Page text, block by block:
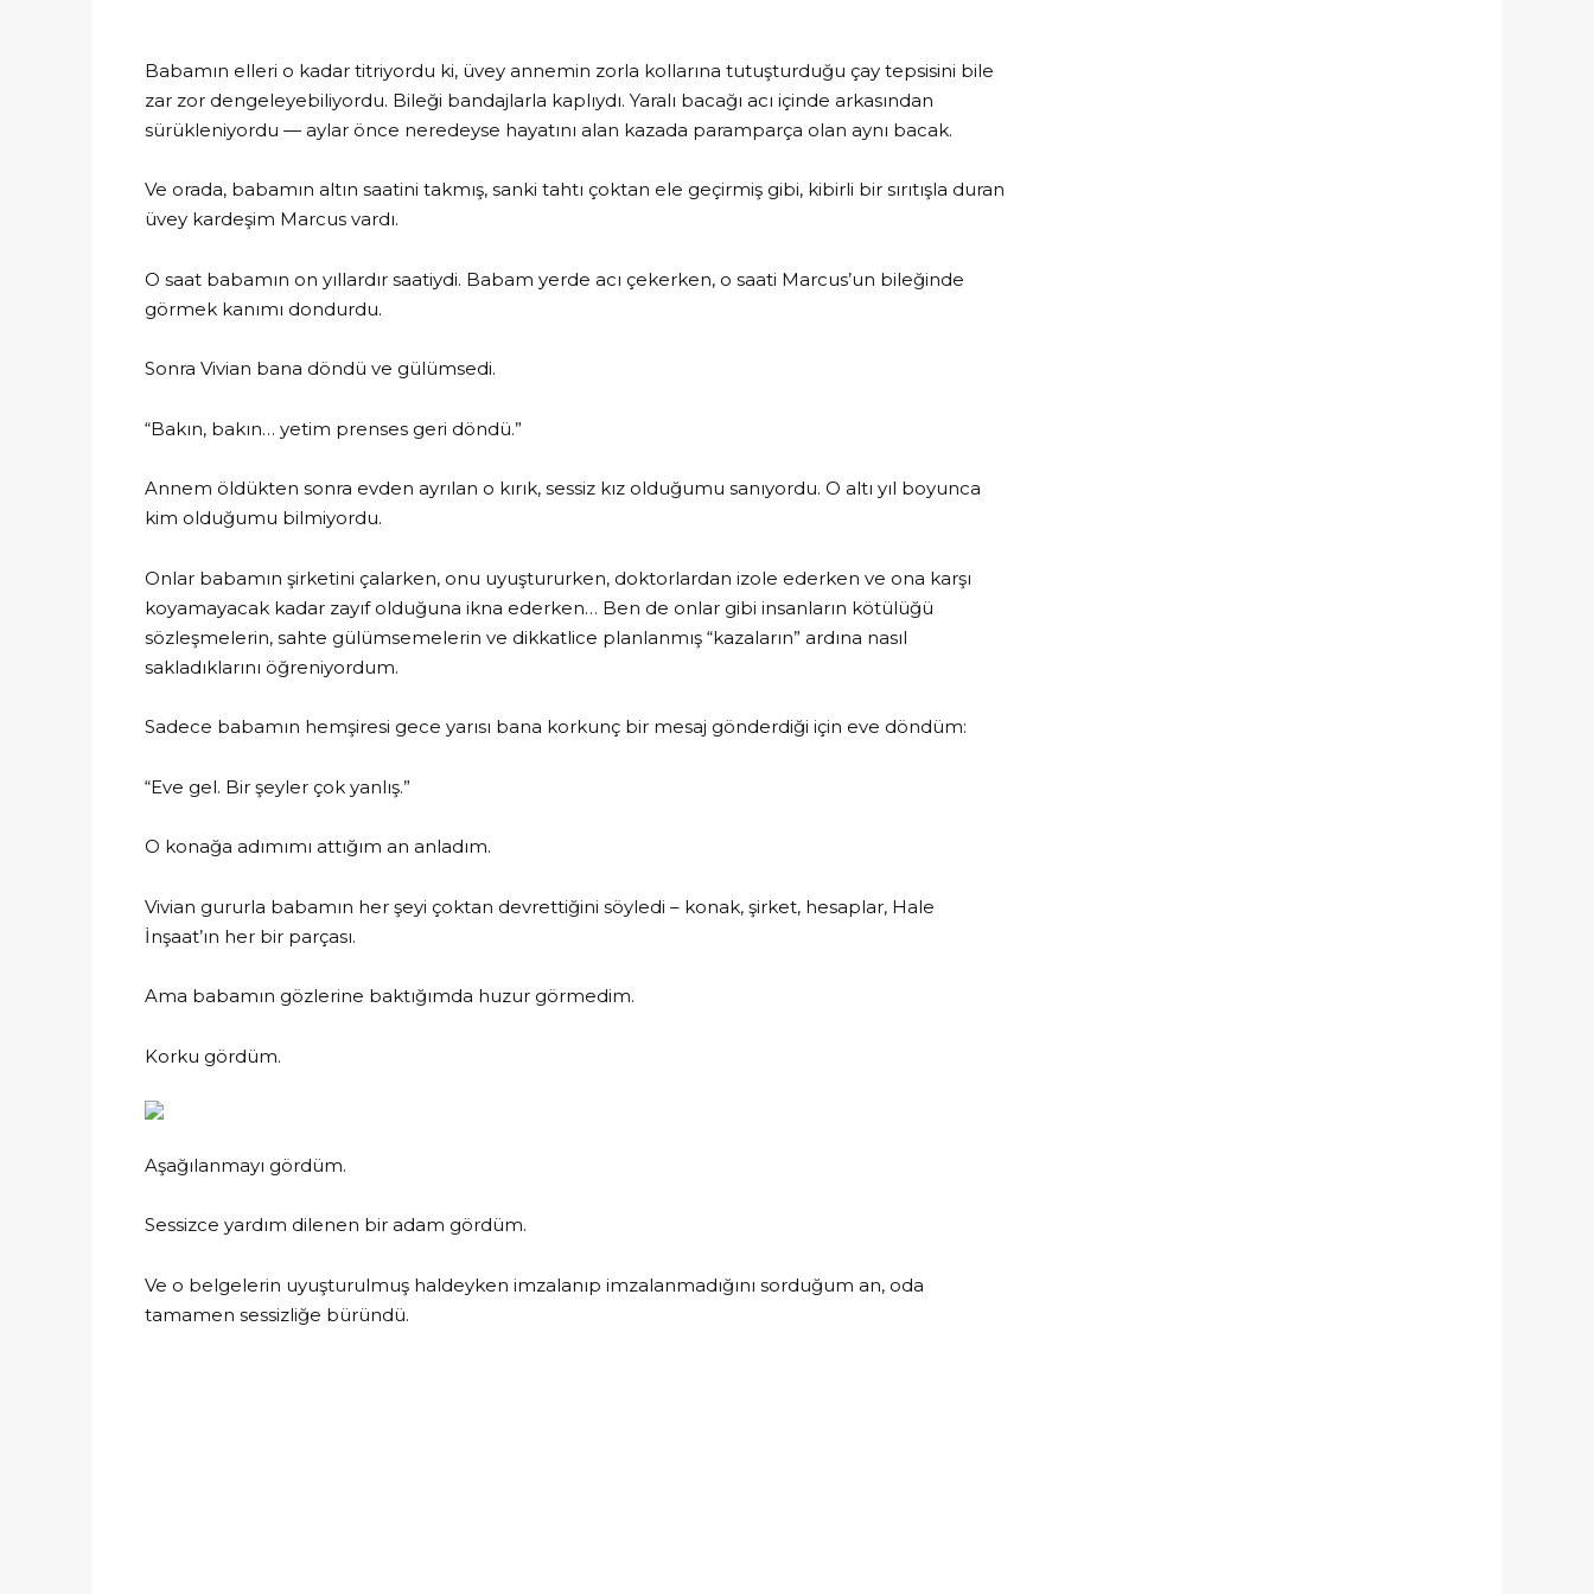
Babamın elleri o kadar titriyordu ki, üvey annemin zorla kollarına tutuşturduğu çay tepsisini bile
zar zor dengeleyebiliyordu. Bileği bandajlarla kaplıydı. Yaralı bacağı acı içinde arkasından
sürükleniyordu — aylar önce neredeyse hayatını alan kazada paramparça olan aynı bacak.
Ve orada, babamın altın saatini takmış, sanki tahtı çoktan ele geçirmiş gibi, kibirli bir sırıtışla duran
üvey kardeşim Marcus vardı.
O saat babamın on yıllardır saatiydi. Babam yerde acı çekerken, o saati Marcus’un bileğinde
görmek kanımı dondurdu.
Sonra Vivian bana döndü ve gülümsedi.
“Bakın, bakın… yetim prenses geri döndü.”
Annem öldükten sonra evden ayrılan o kırık, sessiz kız olduğumu sanıyordu. O altı yıl boyunca
kim olduğumu bilmiyordu.
Onlar babamın şirketini çalarken, onu uyuştururken, doktorlardan izole ederken ve ona karşı
koyamayacak kadar zayıf olduğuna ikna ederken… Ben de onlar gibi insanların kötülüğü
sözleşmelerin, sahte gülümsemelerin ve dikkatlice planlanmış “kazaların” ardına nasıl
sakladıklarını öğreniyordum.
Sadece babamın hemşiresi gece yarısı bana korkunç bir mesaj gönderdiği için eve döndüm:
“Eve gel. Bir şeyler çok yanlış.”
O konağa adımımı attığım an anladım.
Vivian gururla babamın her şeyi çoktan devrettiğini söyledi – konak, şirket, hesaplar, Hale
İnşaat’ın her bir parçası.
Ama babamın gözlerine baktığımda huzur görmedim.
Korku gördüm.
Aşağılanmayı gördüm.
Sessizce yardım dilenen bir adam gördüm.
Ve o belgelerin uyuşturulmuş haldeyken imzalanıp imzalanmadığını sorduğum an, oda
tamamen sessizliğe büründü.